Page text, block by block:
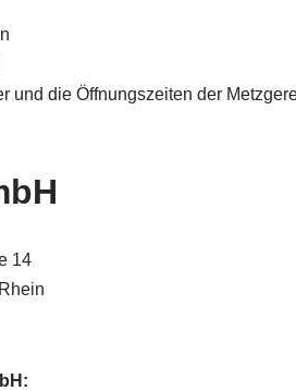
und die Öffnungszeiten der
14